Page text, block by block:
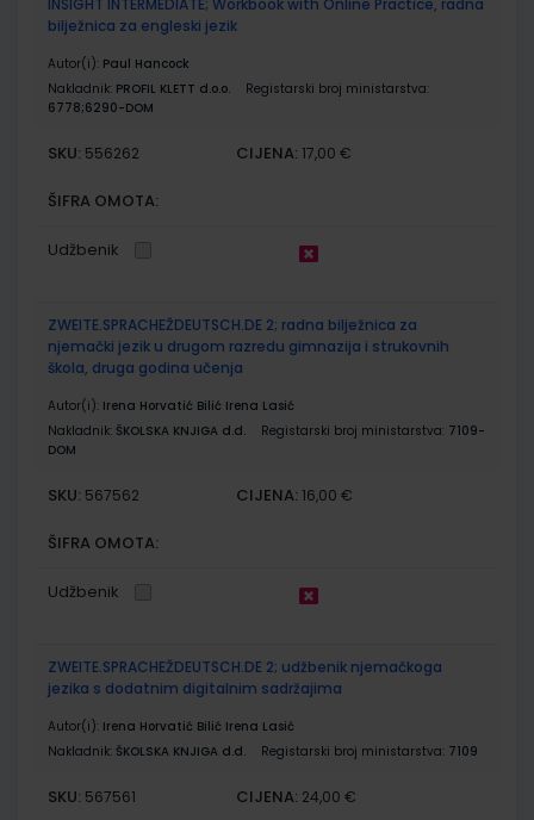
INSIGHT INTERMEDIATE; Workbook with Online Practice, radna
bilježnica za engleski jezik
Autor(i): Paul Hancock
Nakladnik: PROFIL KLETT d.o.o.
Registarski broj ministarstva:
6778;6290-DOM
SKU: 556262 CIJENA: 17,00 €
ŠIFRA OMOTA:
Udžbenik
ZWEITE.SPRACHEŽDEUTSCH.DE 2; radna bilježnica za
njemački jezik u drugom razredu gimnazija i strukovnih
škola, druga godina učenja
Autor(i): Irena Horvatić Bilić Irena Lasić
Nakladnik: ŠKOLSKA KNJIGA d.d. Registarski broj ministarstva: 7109-
DOM
SKU: 567562 CIJENA: 16,00 €
ŠIFRA OMOTA:
Udžbenik
ZWEITE.SPRACHEŽDEUTSCH.DE 2; udžbenik njemačkoga
jezika s dodatnim digitalnim sadržajima
Autor(i): Irena Horvatić Bilić Irena Lasić
Nakladnik: ŠKOLSKA KNJIGA d.d. Registarski broj ministarstva: 7109
SKU: 567561 CIJENA: 24,00 €